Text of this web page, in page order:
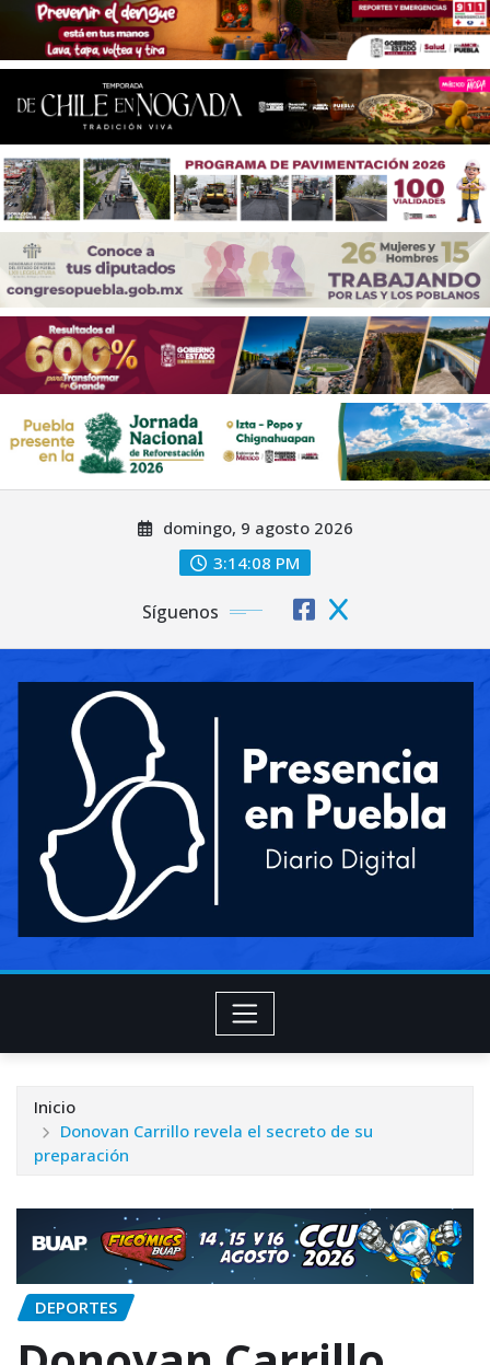
domingo, 9 agosto 2026
3:14:10 PM
Síguenos
Inicio
Donovan Carrillo revela el secreto de su
preparación
DEPORTES